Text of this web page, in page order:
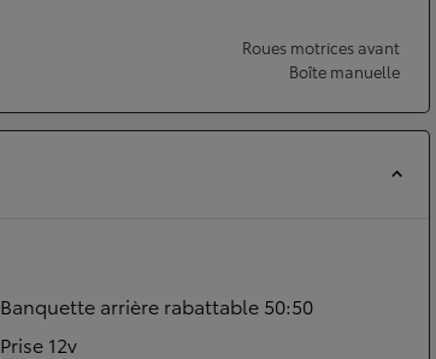
Roues motrices avant
Boîte manuelle
Banquette arrière rabattable 50:50
Prise 12v